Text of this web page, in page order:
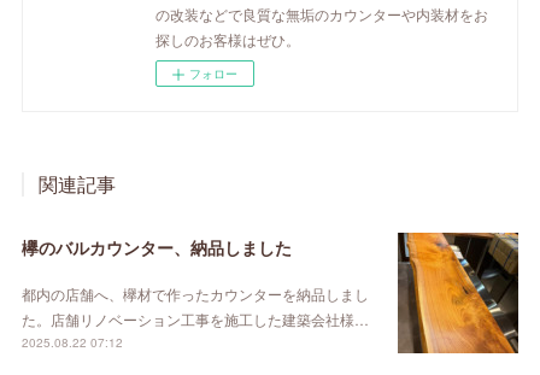
の改装などで良質な無垢のカウンターや内装材をお
探しのお客様はぜひ。
フォロー
関連記事
欅のバルカウンター、納品しました
都内の店舗へ、欅材で作ったカウンターを納品しまし
た。店舗リノベーション工事を施工した建築会社様…
2025.08.22 07:12